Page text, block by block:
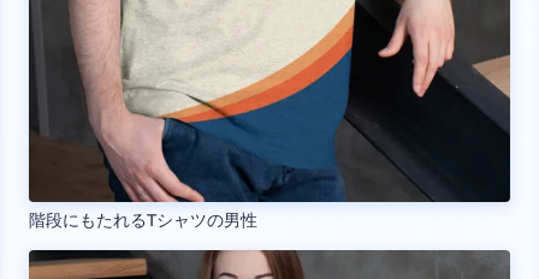
階段にもたれるTシャツの男性